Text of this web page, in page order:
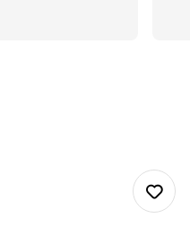
slaapmasker-